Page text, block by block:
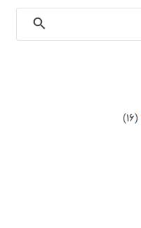
(16)